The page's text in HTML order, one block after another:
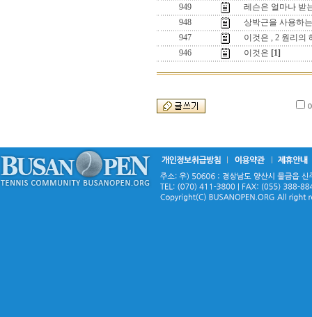
949
레슨은 얼마나 받
948
상박근을 사용하
947
이것은 , 2 원리의
946
이것은 [1]